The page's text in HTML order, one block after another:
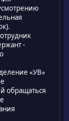
-
«УВ»
обращаться